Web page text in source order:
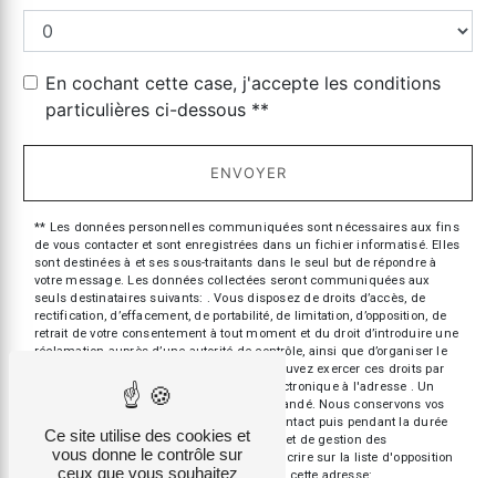
En cochant cette case, j'accepte les conditions
particulières ci-dessous **
ENVOYER
** Les données personnelles communiquées sont nécessaires aux fins
de vous contacter et sont enregistrées dans un fichier informatisé. Elles
sont destinées à et ses sous-traitants dans le seul but de répondre à
votre message. Les données collectées seront communiquées aux
seuls destinataires suivants: . Vous disposez de droits d’accès, de
rectification, d’effacement, de portabilité, de limitation, d’opposition, de
retrait de votre consentement à tout moment et du droit d’introduire une
réclamation auprès d’une autorité de contrôle, ainsi que d’organiser le
sort de vos données post-mortem. Vous pouvez exercer ces droits par
voie postale à l'adresse ou par courrier électronique à l'adresse . Un
justificatif d'identité pourra vous être demandé. Nous conservons vos
données pendant la période de prise de contact puis pendant la durée
de prescription légale aux fins probatoires et de gestion des
contentieux. Vous avez le droit de vous inscrire sur la liste d'opposition
Ce site utilise des cookies et
vous donne le contrôle sur
ceux que vous souhaitez